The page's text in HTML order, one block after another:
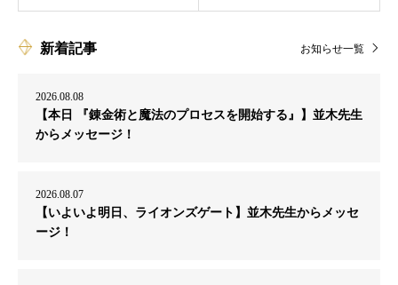
新着記事 お知らせ一覧
2026.08.08
【本日 『錬金術と魔法のプロセスを開始する』】並木先生
からメッセージ！
2026.08.07
【いよいよ明日、ライオンズゲート】並木先生からメッセ
ージ！